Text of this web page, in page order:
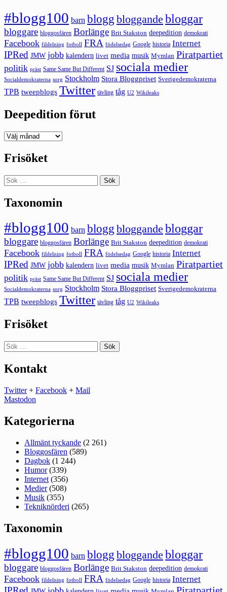
#blogg100 barn blogg bloggande bloggar
bloggare bloggosfären Borlänge Brit Stakston deepedition demokrati
Facebook fildelning fotboll FRA födelsedag Google historia Internet
IPRed JMW jobb kalendern livet media musik Mymlan Piratpartiet
politik präst Same Same But Different SJ sociala medier
Socialdemokraterna sorg Stockholm Stora Bloggpriset Sverigedemokraterna
TPB tweepblogs Twitter tävling tåg U2 Wikileaks
Deepedition förut
Deepedition
Frisöket
Sök
efter:
Taxonomin
#blogg100 barn blogg bloggande bloggar
bloggare bloggosfären Borlänge Brit Stakston deepedition demokrati
Facebook fildelning fotboll FRA födelsedag Google historia Internet
IPRed JMW jobb kalendern livet media musik Mymlan Piratpartiet
politik präst Same Same But Different SJ sociala medier
Socialdemokraterna sorg Stockholm Stora Bloggpriset Sverigedemokraterna
TPB tweepblogs Twitter tävling tåg U2 Wikileaks
Frisöket
Sök
efter:
Kontakt
Twitter+ Facebook + Mail
Mastodon
Kategorierna
Allmänt tyckande (2 261)
Bloggosfären (589)
Dagbok (1 244)
Humor(339)
Internet (356)
Medier(508)
Musik (355)
Tekniknörderi (265)
Taxonomin
#blogg100 barn blogg bloggande bloggar
bloggare bloggosfären Borlänge Brit Stakston deepedition demokrati
Facebook fildelning fotboll FRA födelsedag Google historia Internet